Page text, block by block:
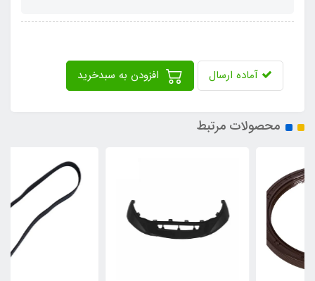
آماده ارسال
محصولات مرتبط